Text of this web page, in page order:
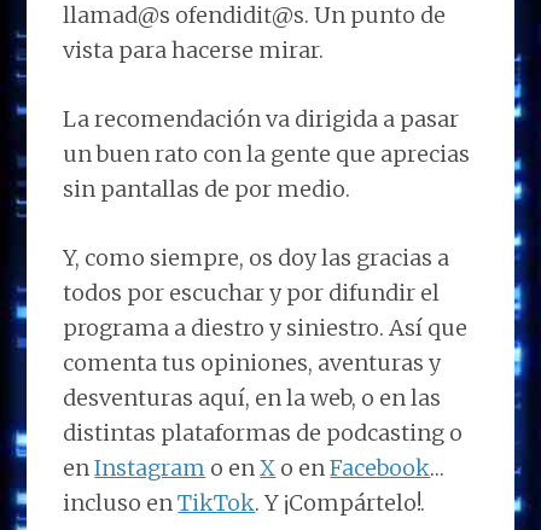
llamad@s ofendidit@s. Un punto de
vista para hacerse mirar.
La recomendación va dirigida a pasar
un buen rato con la gente que aprecias
sin pantallas de por medio.
Y, como siempre, os doy las gracias a
todos por escuchar y por difundir el
programa a diestro y siniestro. Así que
comenta tus opiniones, aventuras y
desventuras aquí, en la web, o en las
distintas plataformas de podcasting o
enInstagram o enX o enFacebook…
incluso enTikTok. Y ¡Compártelo!.